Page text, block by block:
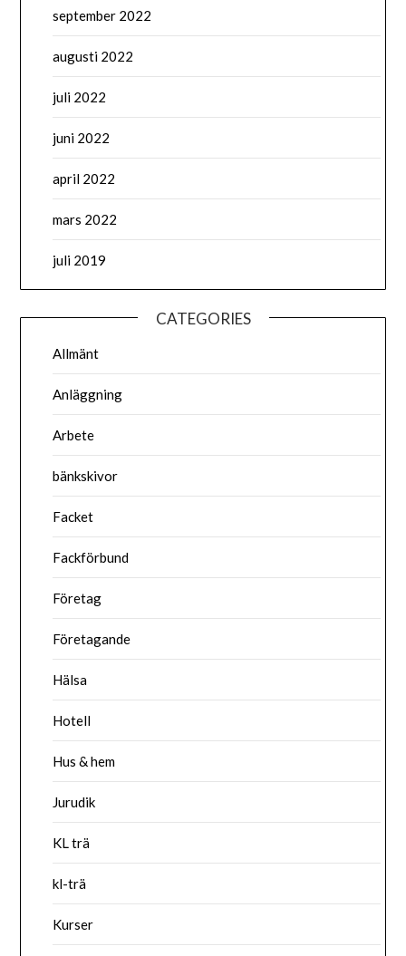
september 2022
augusti 2022
juli 2022
juni 2022
april 2022
mars 2022
juli 2019
CATEGORIES
Allmänt
Anläggning
Arbete
bänkskivor
Facket
Fackförbund
Företag
Företagande
Hälsa
Hotell
Hus & hem
Jurudik
KL trä
kl-trä
Kurser